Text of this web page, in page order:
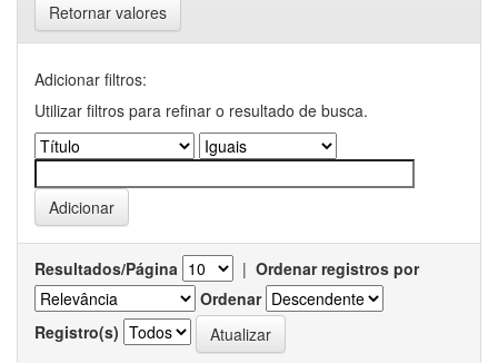
Retornar valores
Adicionar filtros:
Utilizar filtros para refinar o resultado de busca.
Resultados/Página | Ordenar registros por
Ordenar
Registro(s)